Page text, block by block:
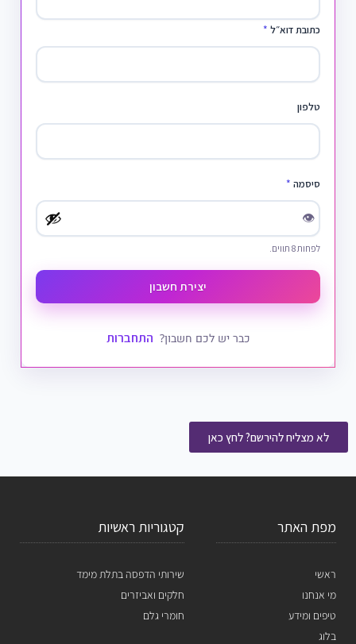
כתובת דוא״ל *
טלפון
סיסמה *
👁
לפחות 8 תווים.
יצירת חשבון
כבר יש לכם חשבון? התחברות
לא מצליח להירשם? לחץ כאן
מפת האתר
ראשי
מי אנחנו
טיפים ומידע
בלוג
קטגוריות ראשיות
שירותי הדפסה בתלת מימד
חלקים ואביזרים
חומרי גלם